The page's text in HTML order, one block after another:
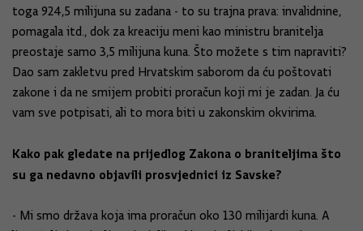
toga 924,5 milijuna su zadana - to su trajna prava: invalidnine,
pomagala itd., dok za kreaciju meni kao ministru branitelja
preostaje samo 3,5 milijuna kuna. Što možete s tim napraviti?
Dao sam zakletvu pred Hrvatskim saborom da ću poštovati
zakone i da ne smijem probiti proračun koji mi je zadan. Ja ću
vam sve potpisati, ali to mora biti u zakonskim okvirima.
Kako pak gledate na prijedlog Zakona o braniteljima što
su ga nedavno objavili prosvjednici iz Savske?
- Mi smo država koja ima proračun oko 130 milijardi kuna. A